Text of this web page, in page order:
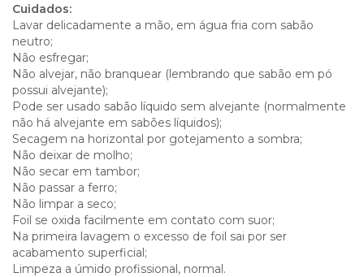
Cuidados:
Lavar delicadamente a mão, em água fria com sabão
neutro;
Não esfregar;
Não alvejar, não branquear (lembrando que sabão em pó
possui alvejante);
Pode ser usado sabão líquido sem alvejante (normalmente
não há alvejante em sabões líquidos);
Secagem na horizontal por gotejamento a sombra;
Não deixar de molho;
Não secar em tambor;
Não passar a ferro;
Não limpar a seco;
Foil se oxida facilmente em contato com suor;
Na primeira lavagem o excesso de foil sai por ser
acabamento superficial;
Limpeza a úmido profissional, normal.